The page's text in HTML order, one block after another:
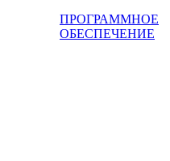
ПРОГРАММНОЕ
ОБЕСПЕЧЕНИЕ